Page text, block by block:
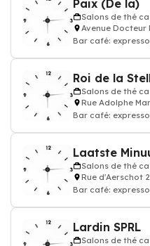
Paix (De la)
Salons de thé
Avenue Docteur
Bar café:
Roi de la
Salons de thé
Rue Adolphe
Bar café:
Laatste
Salons de thé
Rue d'Aerschot
Bar café:
Lardin SPRL
Salons de thé